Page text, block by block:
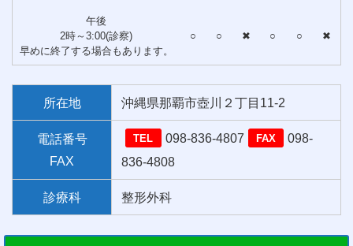
午後
2時～3:00(診察)
早めに終了する場合もあります。
○ ○ ✖ ○ ○ ✖
所在地 沖縄県那覇市壺川２丁目11-2
電話番号
FAX
TEL 098-836-4807 FAX
098-
836-4808
診療科 整形外科